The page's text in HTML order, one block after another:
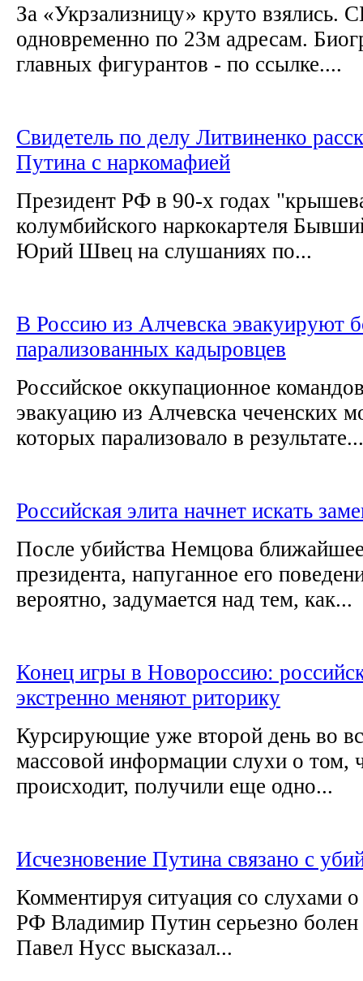
За «Укрзализницу» круто взялись.
одновременно по 23м адресам.
главных фигурантов - по ссылке....
Свидетель по делу Литвиненко
Путина с наркомафией
Президент РФ в 90-х годах
колумбийского наркокартеля
Юрий Швец на слушаниях по...
В Россию из Алчевска эвакуируют
парализованных кадыровцев
Российское оккупационное
эвакуацию из Алчевска чеченских
которых парализовало в результате...
Российская элита начнет иcкaть
После убийства Немцова
президента, напуганное его
вepoятнo, задумается нaд тем, кaк...
Конец игры в Новороссию:
экстренно меняют риторику
Курсирующие уже второй день во
массовой информации слухи о том,
происходит, получили еще одно...
Исчезновение Путина связано с
Комментируя ситуация со слухами
РФ Владимир Путин серьезно
Павел Нусс высказал...